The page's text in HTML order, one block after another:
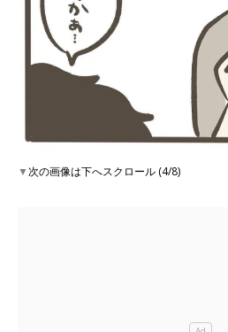
▼次の画像は下へスクロール (4/8)